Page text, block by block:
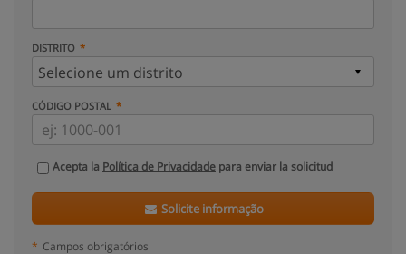
DISTRITO
CÓDIGO POSTAL
Acepta la Política de Privacidade para enviar la solicitud
Solicite informação
* Campos obrigatórios